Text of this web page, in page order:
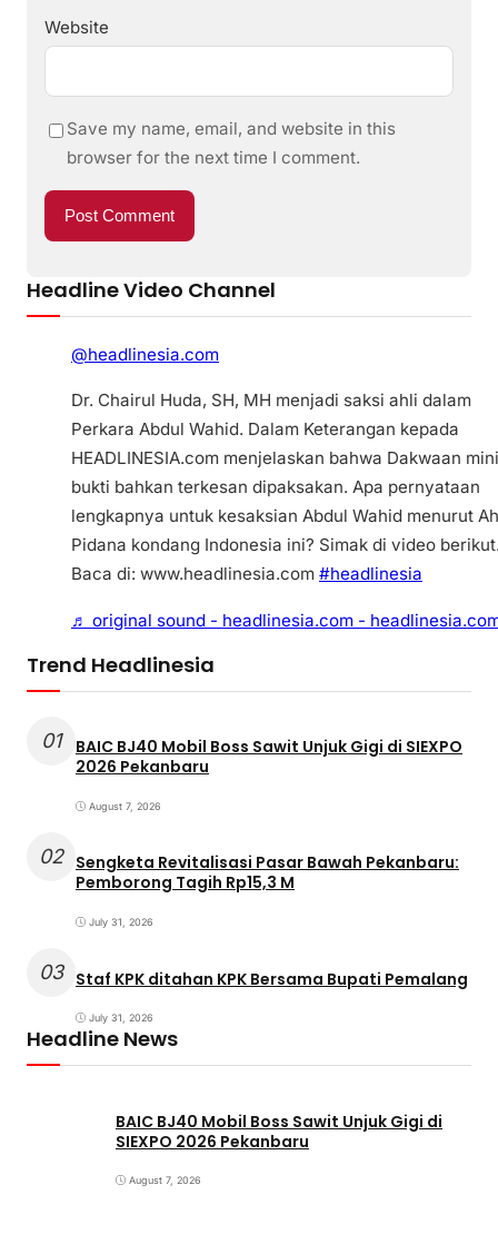
Website
Save my name, email, and website in this
browser for the next time I comment.
Headline Video Channel
@headlinesia.com
Dr. Chairul Huda, SH, MH menjadi saksi ahli dalam
Perkara Abdul Wahid. Dalam Keterangan kepada
HEADLINESIA.com menjelaskan bahwa Dakwaan
bukti bahkan terkesan dipaksakan. Apa pernyataan
lengkapnya untuk kesaksian Abdul Wahid menurut
Pidana kondang Indonesia ini? Simak di video
Baca di: www.headlinesia.com #headlinesia
♬ original sound - headlinesia.com -
Trend Headlinesia
01
BAIC BJ40 Mobil Boss Sawit Unjuk Gigi di SIEXPO
2026 Pekanbaru
August 7, 2026
02 Sengketa Revitalisasi Pasar Bawah Pekanbaru:
Pemborong Tagih Rp15,3 M
July 31, 2026
03 Staf KPK ditahan KPK Bersama Bupati Pemalang
July 31, 2026
Headline News
BAIC BJ40 Mobil Boss Sawit Unjuk Gigi di
SIEXPO 2026 Pekanbaru
August 7, 2026